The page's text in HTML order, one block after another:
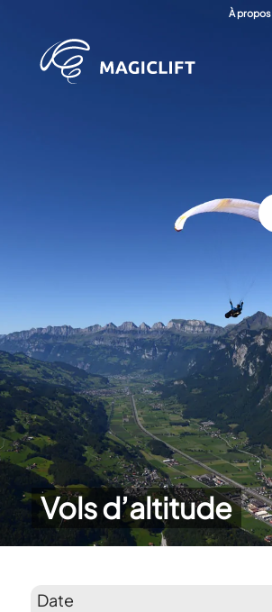
À propos
Vols d’altitude
Date